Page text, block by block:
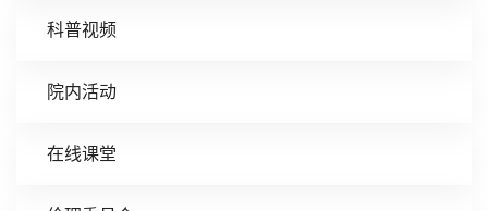
科普视频
院内活动
在线课堂